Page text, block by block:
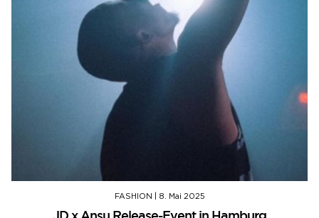
FASHION 8. Mai 2025
JD x Ansu Release-Event in Hamburg